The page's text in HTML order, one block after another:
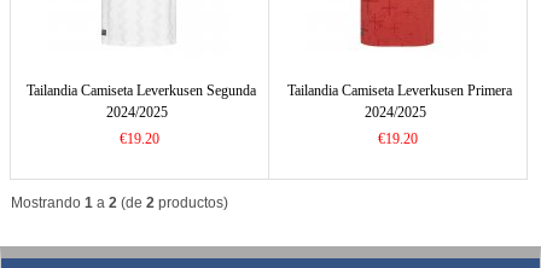
Tailandia Camiseta Leverkusen Segunda
2024/2025
€19.20
Tailandia Camiseta Leverkusen Primera
2024/2025
€19.20
Mostrando 1a 2(de 2productos)